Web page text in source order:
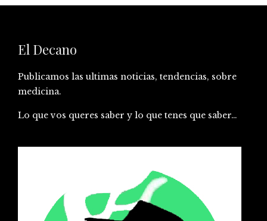
El Decano
Publicamos las ultimas noticias, tendencias, sobre
medicina.
Lo que vos queres saber y lo que tenes que saber…